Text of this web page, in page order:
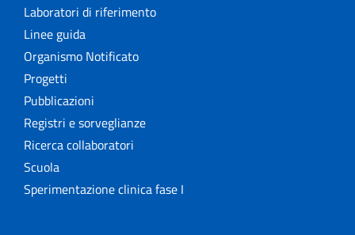
Laboratori di riferimento
Linee guida
Organismo Notificato
Progetti
Pubblicazioni
Registri e sorveglianze
Ricerca collaboratori
Scuola
Sperimentazione clinica fase I